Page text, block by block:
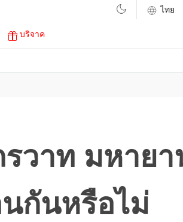
บริจาค
รวาท มหาย
กันหรือไม่